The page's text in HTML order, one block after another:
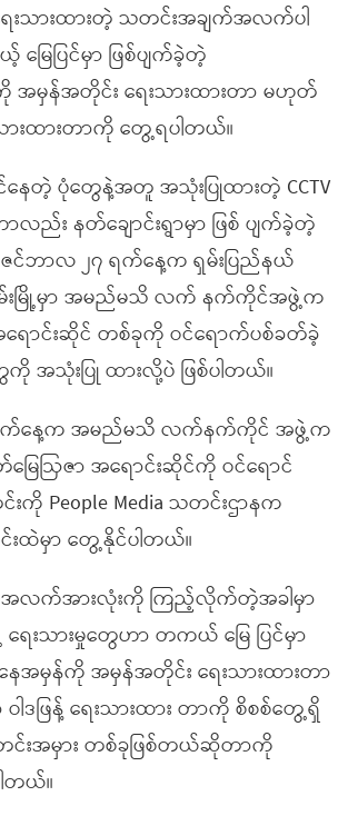
းသားထားတဲ့ သတင်းအချက်အလက်ပါ
ေပြင်မှာ ဖြစ်ပျက်ခဲ့တဲ့
အမှန်အတိုင်း ရေးသားထားတာ မဟုတ်
းထားတာကို တွေ့ရပါတယ်။
င်နေတဲ့ ပုံတွေနဲ့အတူ အသုံးပြုထားတဲ့ CCTV
ည်း နတ်ချောင်းရွာမှာ ဖြစ် ပျက်ခဲ့တဲ့
ဘာလ ၂၇ ရက်နေ့က ရှမ်းပြည်နယ်
ခမ်းမြို့မှာ အမည်မသိ လက် နက်ကိုင်အဖွဲ့က
ောင်းဆိုင် တစ်ခုကို ဝင်ရောက်ပစ်ခတ်ခဲ့
အသုံးပြု ထားလို့ပဲ ဖြစ်ပါတယ်။
က်နေ့က အမည်မသိ လက်နက်ကိုင် အဖွဲ့က
မြေဩဇာ အရောင်းဆိုင်ကို ဝင်ရောင်
People Media သတင်းဌာနက
ထဲမှာ တွေ့နိုင်ပါတယ်။
က်အလက်အားလုံးကို ကြည့်လိုက်တဲ့အခါမှာ
ေးသားမှုတွေဟာ တကယ် မြေ ပြင်မှာ
ေအမှန်ကို အမှန်အတိုင်း ရေးသားထားတာ
ဒဖြန့် ရေးသားထား တာကို စိစစ်တွေ့ရှိ
အမှား တစ်ခုဖြစ်တယ်ဆိုတာကို
တယ်။